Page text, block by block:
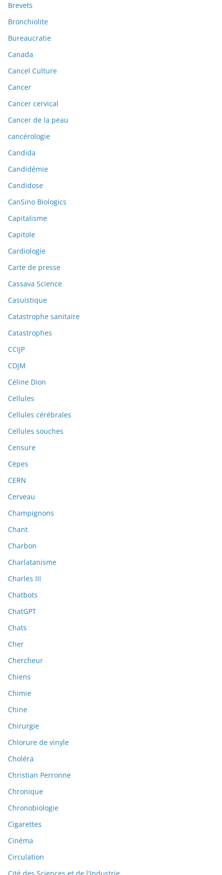
Brevets
Bronchiolite
Bureaucratie
Canada
Cancel Culture
Cancer
Cancer cervical
Cancer de la peau
cancérologie
Candida
Candidémie
Candidose
CanSino Biologics
Capitalisme
Capitole
Cardiologie
Carte de presse
Cassava Science
Casuistique
Catastrophe sanitaire
Catastrophes
CCIJP
CDJM
Céline Dion
Cellules
Cellules cérébrales
Cellules souches
Censure
Cèpes
CERN
Cerveau
Champignons
Chant
Charbon
Charlatanisme
Charles III
Chatbots
ChatGPT
Chats
Cher
Chercheur
Chiens
Chimie
Chine
Chirurgie
Chlorure de vinyle
Choléra
Christian Perronne
Chronique
Chronobiologie
Cigarettes
Cinéma
Circulation